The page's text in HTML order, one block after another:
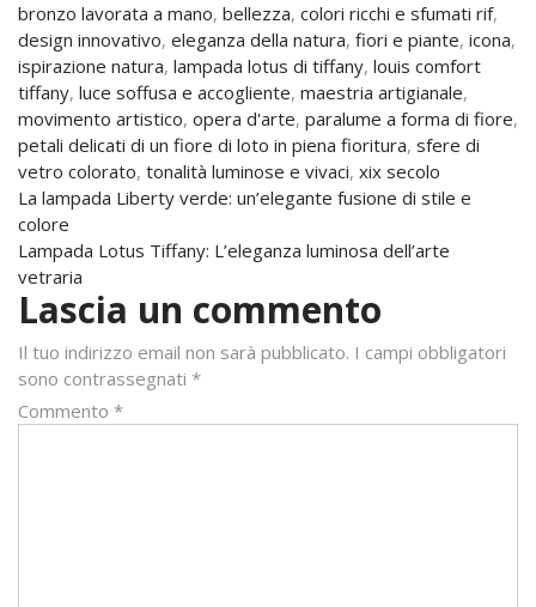
bronzo lavorata a mano, bellezza, colori ricchi e sfumati rif,
design innovativo, eleganza della natura, fiori e piante, icona,
ispirazione natura, lampada lotus di tiffany, louis comfort
tiffany, luce soffusa e accogliente, maestria artigianale,
movimento artistico, opera d'arte, paralume a forma di fiore,
petali delicati di un fiore di loto in piena fioritura, sfere di
vetro colorato, tonalità luminose e vivaci, xix secolo
Navigazione
articoli
La lampada Liberty verde: un’elegante fusione di stile e
colore
Lampada Lotus Tiffany: L’eleganza luminosa dell’arte
vetraria
Lascia un commento
Il tuo indirizzo email non sarà pubblicato. I campi obbligatori
sono contrassegnati *
Commento *